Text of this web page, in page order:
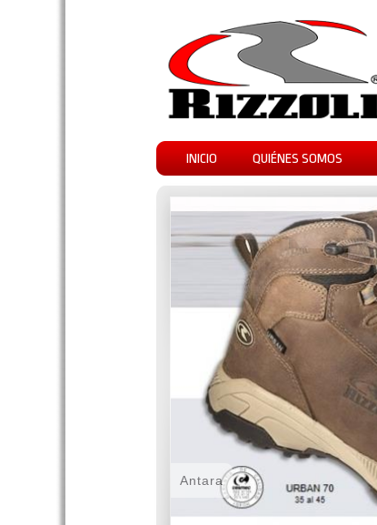
INICIO QUIÉNES SOMOS
Antara